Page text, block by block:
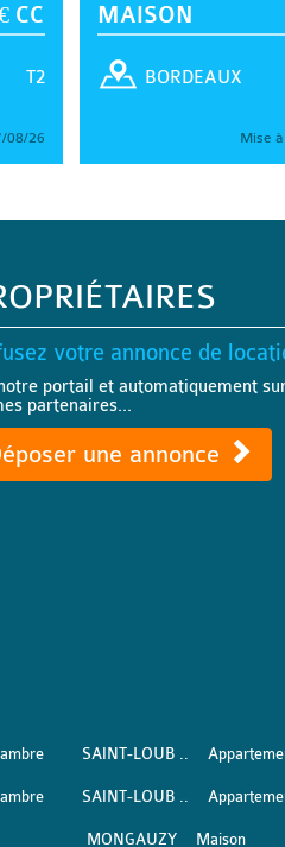
CC
T2
08/26
MAISON
BORDEAUX
Mise
votre annonce de
portail et automatiquement
partenaires...
une annonce
SAINT-LOUB ..
SAINT-LOUB ..
MONGAUZY Maison